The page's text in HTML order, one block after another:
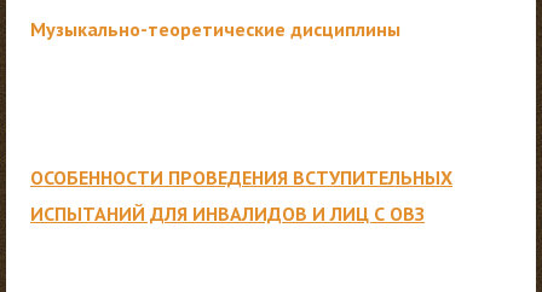
Музыкально-теоретические дисциплины
ОСОБЕННОСТИ ПРОВЕДЕНИЯ ВСТУПИТЕЛЬНЫХ
ИСПЫТАНИЙ ДЛЯ ИНВАЛИДОВ И ЛИЦ С ОВЗ